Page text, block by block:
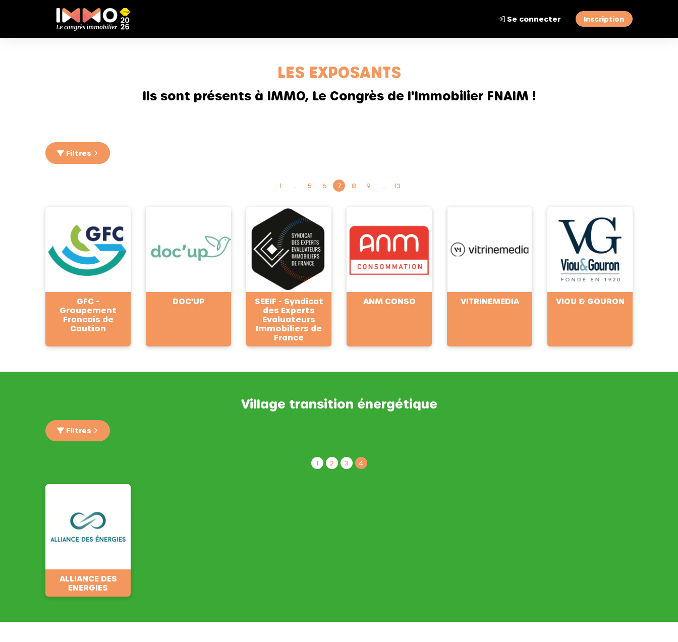
Se connecter Inscription
LES EXPOSANTS
Ils sont présents à IMMO, Le Congrès de l'Immobilier FNAIM !
Filtres
1 5 6 7 8 9 13
GFC -
Groupement
Francais de
Caution
DOC'UP
SEEIF - Syndicat
des Experts
Evaluateurs
Immobiliers de
France
ANM CONSO VITRINEMEDIA VIOU & GOURON
Village transition énergétique
Filtres
1 2 3 4
ALLIANCE DES
ENERGIES